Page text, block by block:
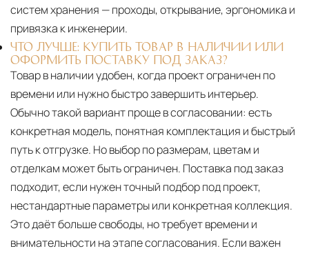
систем хранения — проходы, открывание, эргономика и
привязка к инженерии.
ЧТО ЛУЧШЕ: КУПИТЬ ТОВАР В НАЛИЧИИ ИЛИ
ОФОРМИТЬ ПОСТАВКУ ПОД ЗАКАЗ?
Товар в наличии удобен, когда проект ограничен по
времени или нужно быстро завершить интерьер.
Обычно такой вариант проще в согласовании: есть
конкретная модель, понятная комплектация и быстрый
путь к отгрузке. Но выбор по размерам, цветам и
отделкам может быть ограничен. Поставка под заказ
подходит, если нужен точный подбор под проект,
нестандартные параметры или конкретная коллекция.
Это даёт больше свободы, но требует времени и
внимательности на этапе согласования. Если важен